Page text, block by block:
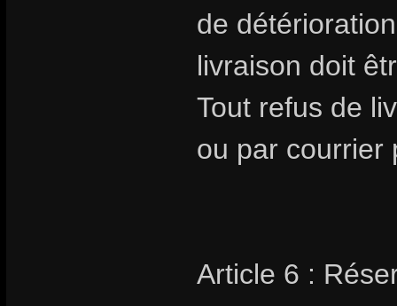
de
livraison doit
Tout refus de
ou par courrier
Article 6 :